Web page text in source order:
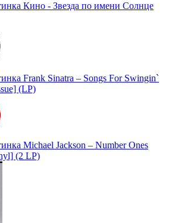
Кино - Звезда по имени Солнце
Frank Sinatra – Songs For Swingin`
(LP)
Michael Jackson – Number Ones
(2 LP)